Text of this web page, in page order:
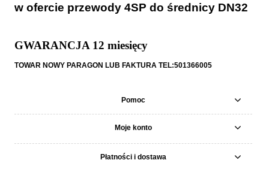
w ofercie przewody 4SP do średnicy DN32
GWARANCJA 12 miesięcy
TOWAR NOWY PARAGON LUB FAKTURA TEL:501366005
Pomoc
Moje konto
Płatności i dostawa